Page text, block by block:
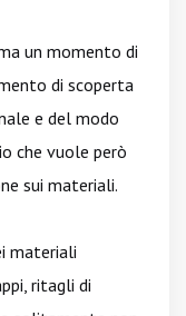
un momento di
di scoperta
e del modo
che vuole però
sui materiali.
materiali
ritagli di